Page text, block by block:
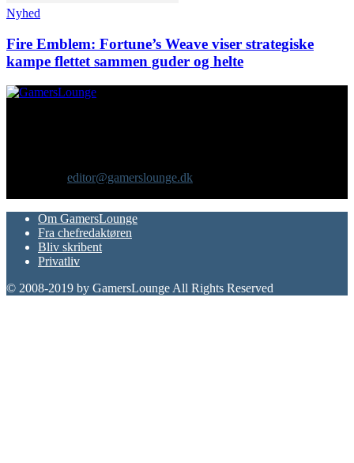
Nyhed
Fire Emblem: Fortune’s Weave viser strategiske
kampe flettet sammen guder og helte
editor@gamerslounge.dk
Om GamersLounge
Fra chefredaktøren
Bliv skribent
Privatliv
© 2008-2019 by GamersLounge All Rights Reserved